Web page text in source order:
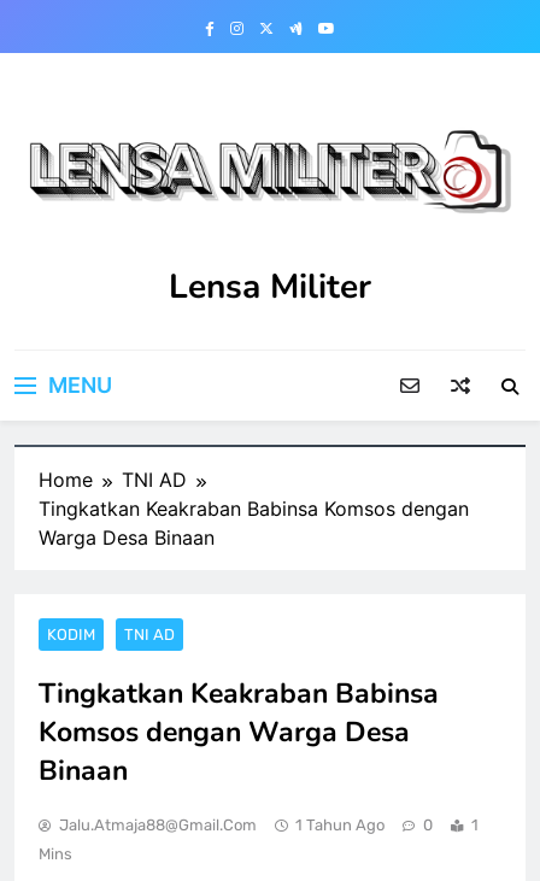
Lensa Militer
MENU
Home
TNI AD
Tingkatkan Keakraban Babinsa Komsos dengan
Warga Desa Binaan
KODIM TNI AD
Tingkatkan Keakraban Babinsa
Komsos dengan Warga Desa
Binaan
Jalu.atmaja88@gmail.com 1 Tahun Ago 0
1
Mins